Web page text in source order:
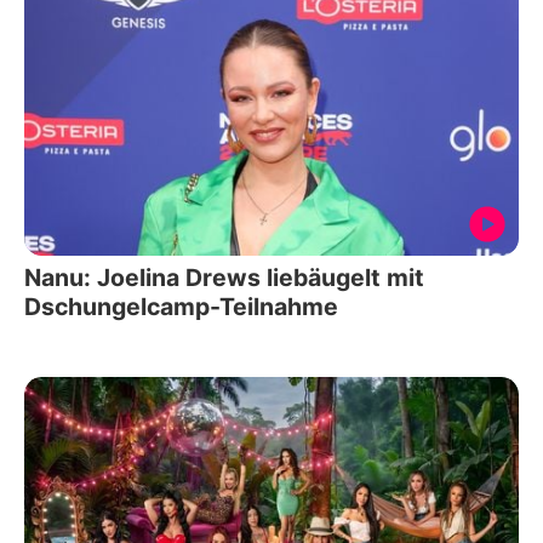
Nanu: Joelina Drews liebäugelt mit
Dschungelcamp-Teilnahme